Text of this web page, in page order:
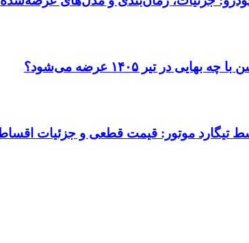
تیر ۱۴۰۵ عرضه می‌شود؟